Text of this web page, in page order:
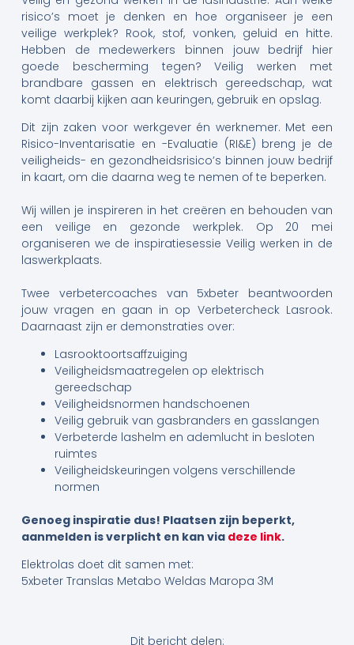
risico’s moet je denken en hoe organiseer je een
veilige werkplek? Rook, stof, vonken, geluid en hitte.
Hebben de medewerkers binnen jouw bedrijf hier
goede bescherming tegen? Veilig werken met
brandbare gassen en elektrisch gereedschap, wat
komt daarbij kijken aan keuringen, gebruik en opslag.
Dit zijn zaken voor werkgever én werknemer. Met een
Risico-Inventarisatie en -Evaluatie (RI&E) breng je de
veiligheids- en gezondheidsrisico’s binnen jouw bedrijf
in kaart, om die daarna weg te nemen of te beperken.
Wij willen je inspireren in het creëren en behouden van
een veilige en gezonde werkplek. Op 20 mei
organiseren we de inspiratiesessie Veilig werken in de
laswerkplaats.
Twee verbetercoaches van 5xbeter beantwoorden
jouw vragen en gaan in op Verbetercheck Lasrook.
Daarnaast zijn er demonstraties over:
Lasrooktoortsaffzuiging
Veiligheidsmaatregelen op elektrisch
gereedschap
Veiligheidsnormen handschoenen
Veilig gebruik van gasbranders en gasslangen
Verbeterde lashelm en ademlucht in besloten
ruimtes
Veiligheidskeuringen volgens verschillende
normen
Genoeg inspiratie dus! Plaatsen zijn beperkt,
aanmelden is verplicht en kan via deze link.
Elektrolas doet dit samen met:
5xbeter Translas Metabo Weldas Maropa 3M
Dit bericht delen: